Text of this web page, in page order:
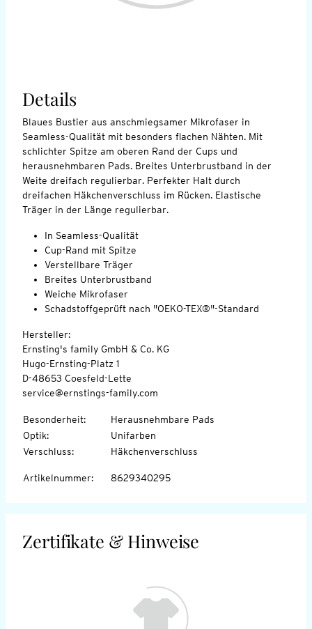
Details
Blaues Bustier aus anschmiegsamer Mikrofaser in
Seamless-Qualität mit besonders flachen Nähten. Mit
schlichter Spitze am oberen Rand der Cups und
herausnehmbaren Pads. Breites Unterbrustband in der
Weite dreifach regulierbar. Perfekter Halt durch
dreifachen Häkchenverschluss im Rücken. Elastische
Träger in der Länge regulierbar.
In Seamless-Qualität
Cup-Rand mit Spitze
Verstellbare Träger
Breites Unterbrustband
Weiche Mikrofaser
Schadstoffgeprüft nach "OEKO-TEX®"-Standard
Hersteller:
Ernsting's family GmbH & Co. KG
Hugo-Ernsting-Platz 1
D-48653 Coesfeld-Lette
service@ernstings-family.com
Besonderheit:
Herausnehmbare Pads
Optik:
Unifarben
Verschluss: Häkchenverschluss
Artikelnummer: 8629340295
Zertifikate & Hinweise